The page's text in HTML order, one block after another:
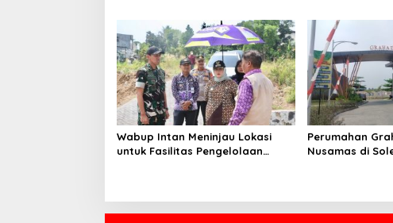
Wabup Intan Meninjau Lokasi
untuk Fasilitas Pengelolaan
Perumahan
Nusamas di